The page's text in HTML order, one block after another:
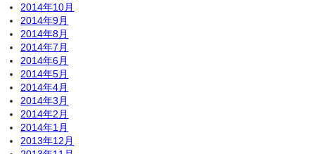
2014年10月
2014年9月
2014年8月
2014年7月
2014年6月
2014年5月
2014年4月
2014年3月
2014年2月
2014年1月
2013年12月